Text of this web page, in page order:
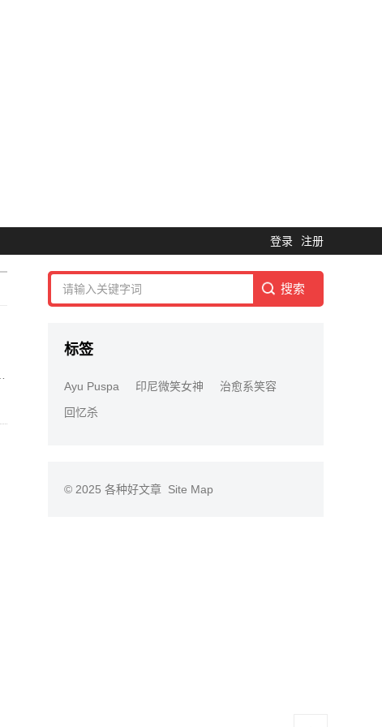
登录 注册
标签
Ayu Puspa 印尼微笑女神
治愈系笑容
回忆杀
© 2025 各种好文章 Site Map